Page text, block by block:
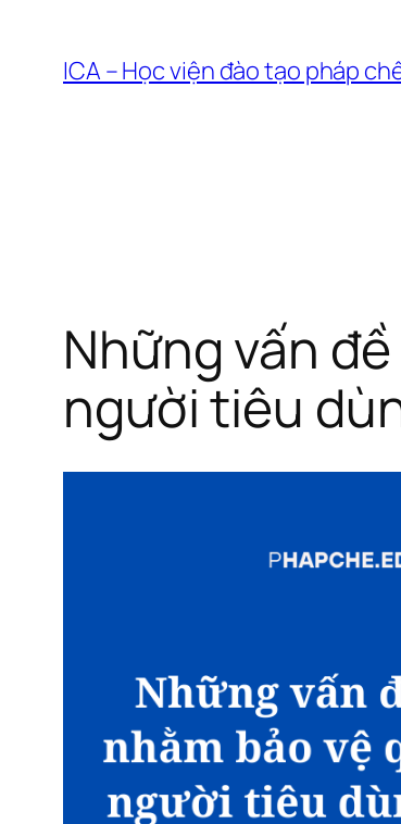
ICA – Học viện đào tạo pháp
Những vấn
người tiêu